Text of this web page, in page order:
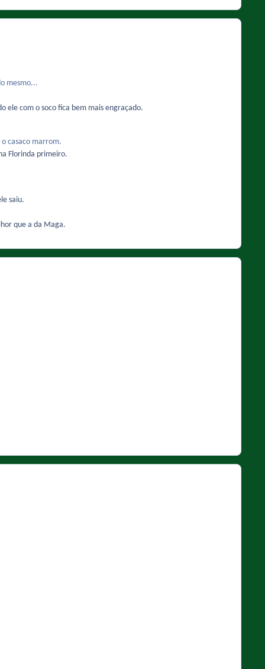
mesmo...
ele com o soco fica bem mais engraçado.
casaco marrom.
Florinda primeiro.
saiu.
que a da Maga.